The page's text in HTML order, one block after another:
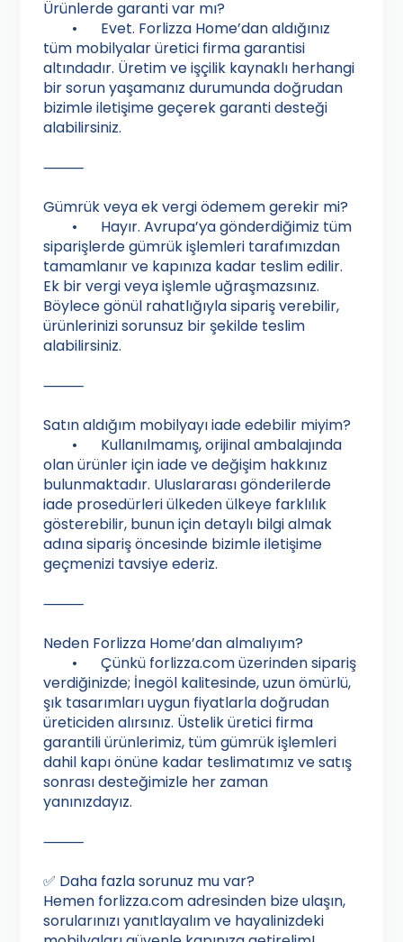
Ürünlerde garanti var mı?
•
Evet. Forlizza Home’dan aldığınız
tüm mobilyalar üretici firma garantisi
altındadır. Üretim ve işçilik kaynaklı herhangi
bir sorun yaşamanız durumunda doğrudan
bizimle iletişime geçerek garanti desteği
alabilirsiniz.
⸻
Gümrük veya ek vergi ödemem gerekir mi?
•
Hayır. Avrupa’ya gönderdiğimiz tüm
siparişlerde gümrük işlemleri tarafımızdan
tamamlanır ve kapınıza kadar teslim edilir.
Ek bir vergi veya işlemle uğraşmazsınız.
Böylece gönül rahatlığıyla sipariş verebilir,
ürünlerinizi sorunsuz bir şekilde teslim
alabilirsiniz.
⸻
Satın aldığım mobilyayı iade edebilir miyim?
•
Kullanılmamış, orijinal ambalajında
olan ürünler için iade ve değişim hakkınız
bulunmaktadır. Uluslararası gönderilerde
iade prosedürleri ülkeden ülkeye farklılık
gösterebilir, bunun için detaylı bilgi almak
adına sipariş öncesinde bizimle iletişime
geçmenizi tavsiye ederiz.
⸻
Neden Forlizza Home’dan almalıyım?
•
Çünkü forlizza.com üzerinden sipariş
verdiğinizde; İnegöl kalitesinde, uzun ömürlü,
şık tasarımları uygun fiyatlarla doğrudan
üreticiden alırsınız. Üstelik üretici firma
garantili ürünlerimiz, tüm gümrük işlemleri
dahil kapı önüne kadar teslimatımız ve satış
sonrası desteğimizle her zaman
yanınızdayız.
⸻
✅ Daha fazla sorunuz mu var?
Hemen forlizza.com adresinden bize ulaşın,
sorularınızı yanıtlayalım ve hayalinizdeki